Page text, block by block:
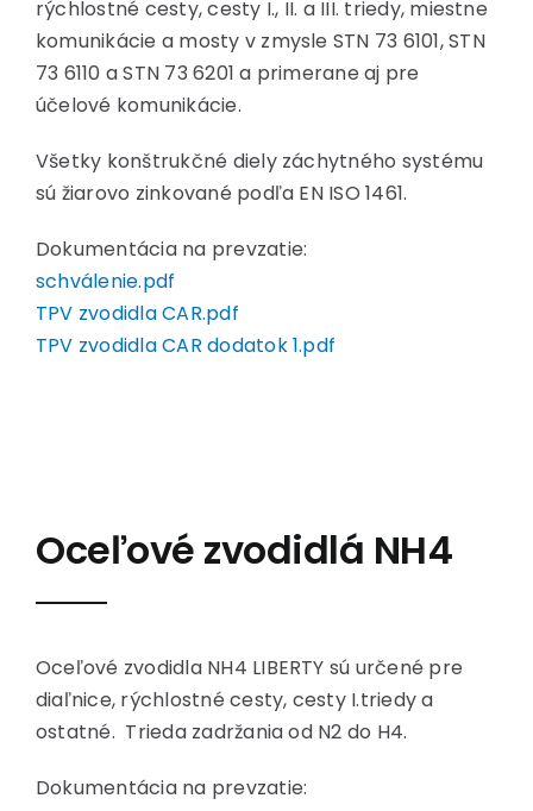
rýchlostné cesty, cesty I., II. a III. triedy, miestne
komunikácie a mosty v zmysle STN 73 6101, STN
73 6110 a STN 73 6201 a primerane aj pre
účelové komunikácie.
Všetky konštrukčné diely záchytného systému
sú žiarovo zinkované podľa EN ISO 1461.
Dokumentácia na prevzatie:
schválenie.pdf
TPV zvodidla CAR.pdf
TPV zvodidla CAR dodatok 1.pdf
Oceľové zvodidlá NH4
Oceľové zvodidla NH4 LIBERTY sú určené pre
diaľnice, rýchlostné cesty, cesty I.triedy a
ostatné. Trieda zadržania od N2 do H4.
Dokumentácia na prevzatie: